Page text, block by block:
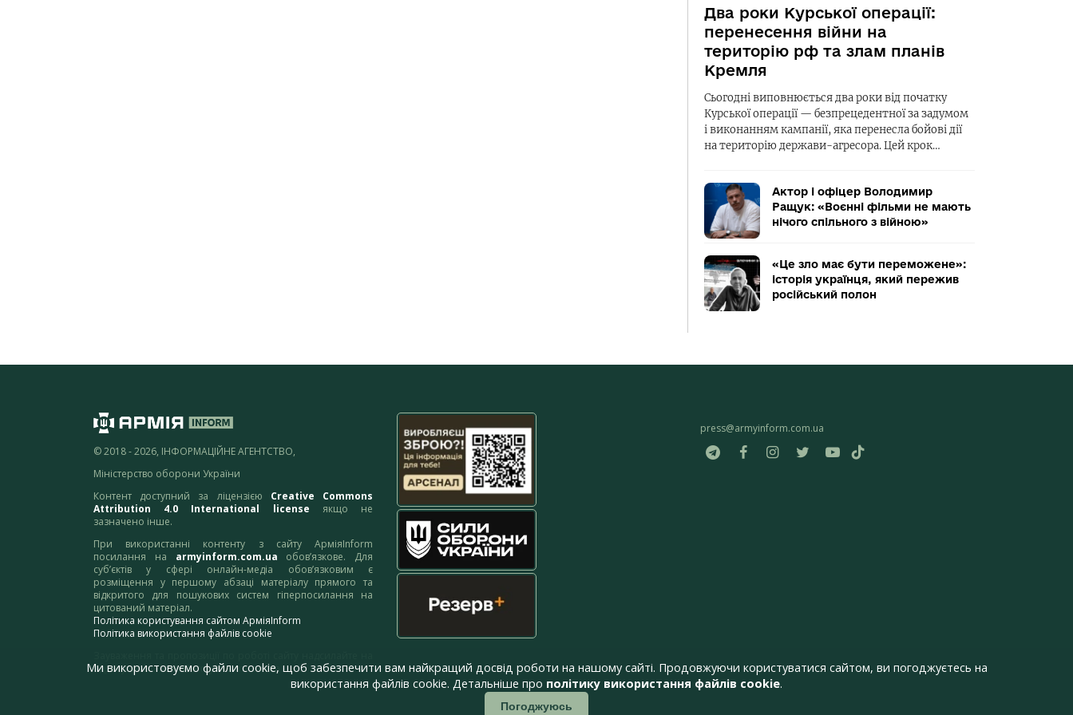
Два роки Курської операції:
перенесення війни на
територію рф та злам планів
Кремля
Сьогодні виповнюється два роки від початку
Курської операції — безпрецедентної за задумом
і виконанням кампанії, яка перенесла бойові дії
на територію держави-агресора. Цей крок…
Актор і офіцер Володимир
Ращук: «Воєнні фільми не мають
нічого спільного з війною»
«Це зло має бути переможене»:
історія українця, який пережив
російський полон
© 2018 - 2026, ІНФОРМАЦІЙНЕ АГЕНТСТВО,
Міністерство оборони України
Контент доступний за ліцензією Creative Commons
Attribution 4.0 International license якщо не
зазначено інше.
При використанні контенту з сайту АрміяInform
посилання на armyinform.com.ua обов’язкове. Для
суб’єктів у сфері онлайн-медіа обов’язковим є
розміщення у першому абзаці матеріалу прямого та
відкритого для пошукових систем гіперпосилання на
цитований матеріал.
Політика користування сайтом АрміяInform
Політика використання файлів cookie
адресу:webmaster@armyinform.com.ua
press@armyinform.com.ua
Ми використовуємо файли cookie, щоб забезпечити вам найкращий досвід роботи на нашому сайті. Продовжуючи користуватися сайтом, ви погоджуєтесь на
використання файлів cookie. Детальніше про політику використання файлів cookie.
Погоджуюсь